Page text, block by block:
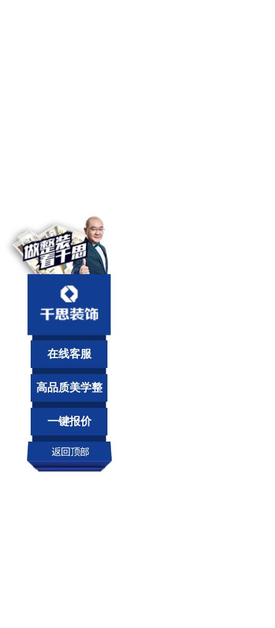
在线客服
高品质美学整
装
一键报价